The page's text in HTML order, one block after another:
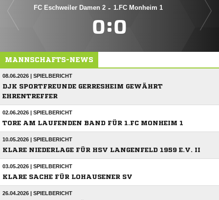
FC Eschweiler Damen 2 - 1.FC Monheim 1
:
MANNSCHAFTS-NEWS
08.06.2026 | SPIELBERICHT
DJK SPORTFREUNDE GERRESHEIM GEWÄHRT
EHRENTREFFER
02.06.2026 | SPIELBERICHT
TORE AM LAUFENDEN BAND FÜR 1.FC MONHEIM 1
10.05.2026 | SPIELBERICHT
KLARE NIEDERLAGE FÜR HSV LANGENFELD 1959 E.V. II
03.05.2026 | SPIELBERICHT
KLARE SACHE FÜR LOHAUSENER SV
26.04.2026 | SPIELBERICHT